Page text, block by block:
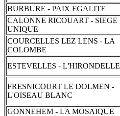
BURBURE - PAIX EGALITE
CALONNE RICOUART - SIEGE
UNIQUE
COURCELLES LEZ LENS - LA
COLOMBE
ESTEVELLES - L'HIRONDELLE
FRESNICOURT LE DOLMEN -
L'OISEAU BLANC
GONNEHEM - LA MOSAIQUE